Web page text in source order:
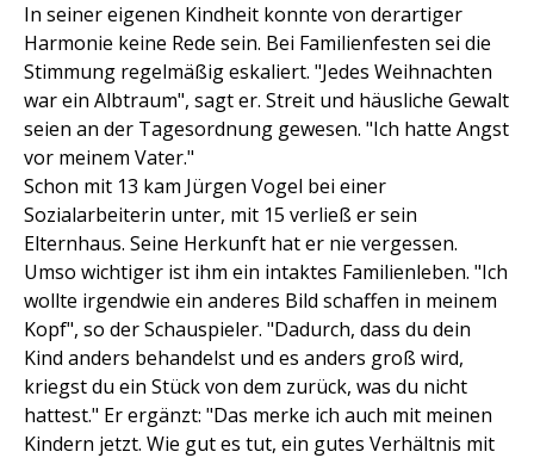
In seiner eigenen Kindheit konnte von derartiger
Harmonie keine Rede sein. Bei Familienfesten sei die
Stimmung regelmäßig eskaliert. "Jedes Weihnachten
war ein Albtraum", sagt er. Streit und häusliche Gewalt
seien an der Tagesordnung gewesen. "Ich hatte Angst
vor meinem Vater."
Schon mit 13 kam Jürgen Vogel bei einer
Sozialarbeiterin unter, mit 15 verließ er sein
Elternhaus. Seine Herkunft hat er nie vergessen.
Umso wichtiger ist ihm ein intaktes Familienleben. "Ich
wollte irgendwie ein anderes Bild schaffen in meinem
Kopf", so der Schauspieler. "Dadurch, dass du dein
Kind anders behandelst und es anders groß wird,
kriegst du ein Stück von dem zurück, was du nicht
hattest." Er ergänzt: "Das merke ich auch mit meinen
Kindern jetzt. Wie gut es tut, ein gutes Verhältnis mit